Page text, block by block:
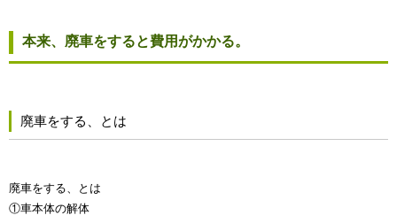
本来、廃車をすると費用がかかる。
廃車をする、とは
廃車をする、とは
①車本体の解体